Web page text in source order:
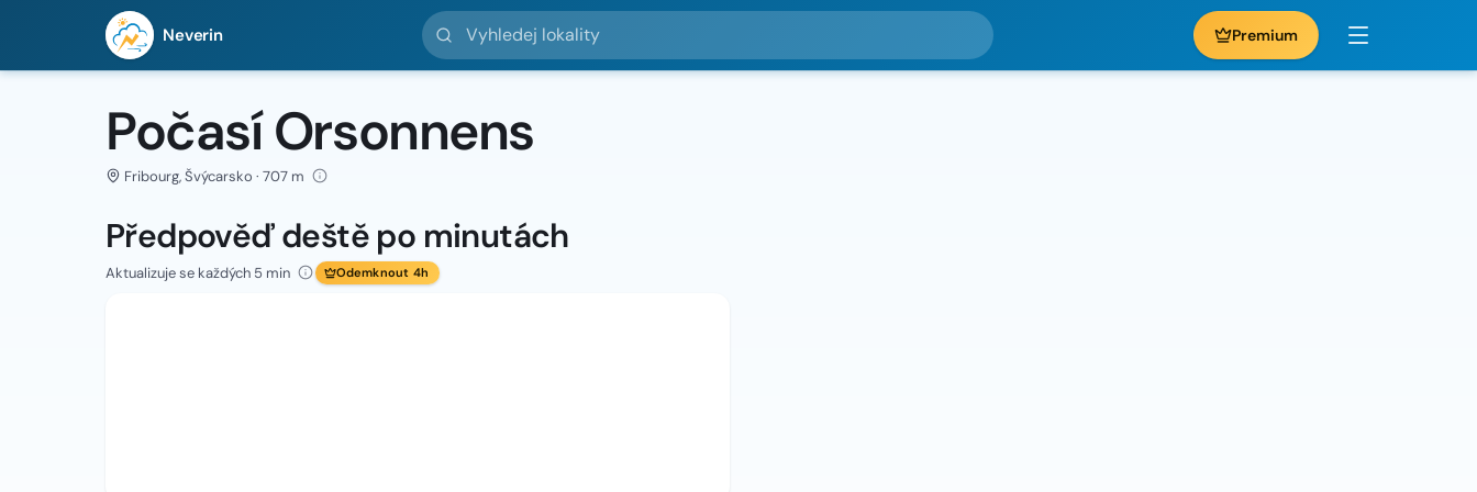
Neverin
Vyhledej lokality
Premium
Počasí Orsonnens
Fribourg, Švýcarsko · 707 m
Předpověď deště po minutách
Aktualizuje se každých 5 min Odemknout 4h